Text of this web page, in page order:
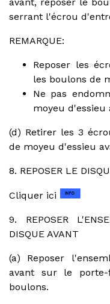
serrant l'écrou
REMARQUE:
Reposer les
les boulons de
Ne pas
moyeu d'essieu
(d) Retirer les 3
de moyeu d'essieu
8. REPOSER LE
Cliquer ici
9. REPOSER
DISQUE AVANT
(a) Reposer
avant sur le
boulons.